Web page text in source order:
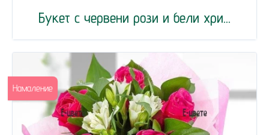
Букет с червени рози и бели хри...
Намаление